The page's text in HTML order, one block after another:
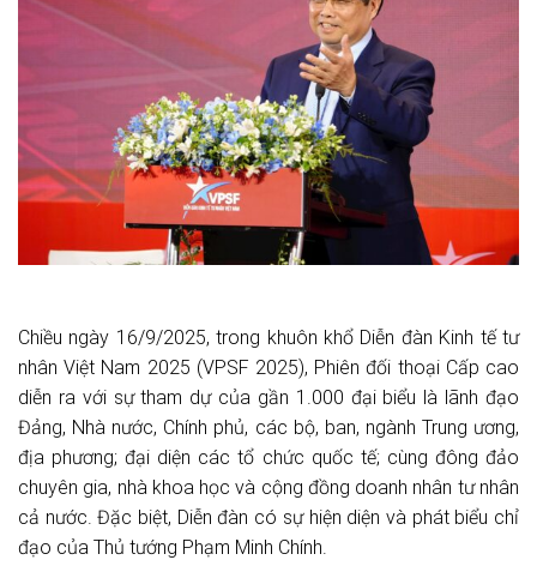
Chiều ngày 16/9/2025, trong khuôn khổ Diễn đàn Kinh tế tư
nhân Việt Nam 2025 (VPSF 2025), Phiên đối thoại Cấp cao
diễn ra với sự tham dự của gần 1.000 đại biểu là lãnh đạo
Đảng, Nhà nước, Chính phủ, các bộ, ban, ngành Trung ương,
địa phương; đại diện các tổ chức quốc tế; cùng đông đảo
chuyên gia, nhà khoa học và cộng đồng doanh nhân tư nhân
cả nước. Đặc biệt, Diễn đàn có sự hiện diện và phát biểu chỉ
đạo của Thủ tướng Phạm Minh Chính.